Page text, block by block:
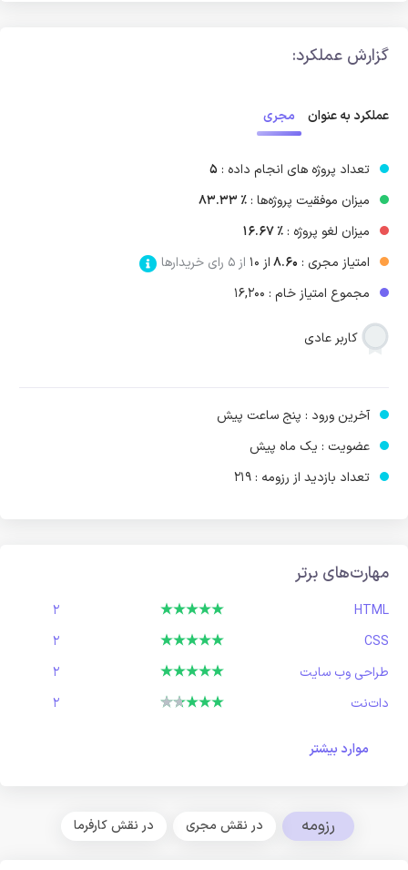
گزارش عملکرد:
عملکرد به عنوان مجری
تعداد پروژه های انجام داده : 5
میزان موفقیت پروژه‌ها : ٪ 83.33
میزان لغو پروژه‌ : ٪ 16.67
امتیاز مجری : 8.60از ۱۰
از 5 رای خریدارها
مجموع امتیاز خام : 16,200
کاربر عادی
آخرین ورود : پنج ساعت پیش
عضویت : یک ماه پیش
تعداد بازدید از رزومه : 219
مهارت‌های برتر
HTML
2
CSS
2
طراحی وب سایت
2
دات‌نت
2
موارد بیشتر
رزومه در نقش مجری در نقش کارفرما